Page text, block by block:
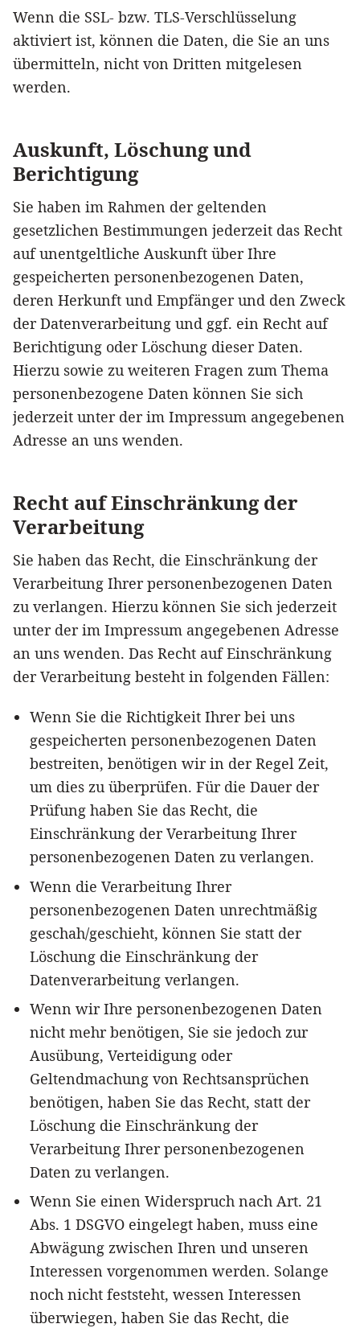
Wenn die SSL- bzw. TLS-Verschlüsselung
aktiviert ist, können die Daten, die Sie an uns
übermitteln, nicht von Dritten mitgelesen
werden.
Auskunft, Löschung und
Berichtigung
Sie haben im Rahmen der geltenden
gesetzlichen Bestimmungen jederzeit das Recht
auf unentgeltliche Auskunft über Ihre
gespeicherten personenbezogenen Daten,
deren Herkunft und Empfänger und den Zweck
der Datenverarbeitung und ggf. ein Recht auf
Berichtigung oder Löschung dieser Daten.
Hierzu sowie zu weiteren Fragen zum Thema
personenbezogene Daten können Sie sich
jederzeit unter der im Impressum angegebenen
Adresse an uns wenden.
Recht auf Einschränkung der
Verarbeitung
Sie haben das Recht, die Einschränkung der
Verarbeitung Ihrer personenbezogenen Daten
zu verlangen. Hierzu können Sie sich jederzeit
unter der im Impressum angegebenen Adresse
an uns wenden. Das Recht auf Einschränkung
der Verarbeitung besteht in folgenden Fällen:
Wenn Sie die Richtigkeit Ihrer bei uns
gespeicherten personenbezogenen Daten
bestreiten, benötigen wir in der Regel Zeit,
um dies zu überprüfen. Für die Dauer der
Prüfung haben Sie das Recht, die
Einschränkung der Verarbeitung Ihrer
personenbezogenen Daten zu verlangen.
Wenn die Verarbeitung Ihrer
personenbezogenen Daten unrechtmäßig
geschah/geschieht, können Sie statt der
Löschung die Einschränkung der
Datenverarbeitung verlangen.
Wenn wir Ihre personenbezogenen Daten
nicht mehr benötigen, Sie sie jedoch zur
Ausübung, Verteidigung oder
Geltendmachung von Rechtsansprüchen
benötigen, haben Sie das Recht, statt der
Löschung die Einschränkung der
Verarbeitung Ihrer personenbezogenen
Daten zu verlangen.
Wenn Sie einen Widerspruch nach Art. 21
Abs. 1 DSGVO eingelegt haben, muss eine
Abwägung zwischen Ihren und unseren
Interessen vorgenommen werden. Solange
noch nicht feststeht, wessen Interessen
überwiegen, haben Sie das Recht, die